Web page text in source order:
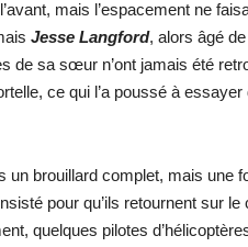
mais l’espacement ne
Jesse Langford, alors âgé
de sa sœur n’ont jamais été
ce qui l’a poussé à
un brouillard complet, mais une
pour qu’ils retournent sur
quelques pilotes